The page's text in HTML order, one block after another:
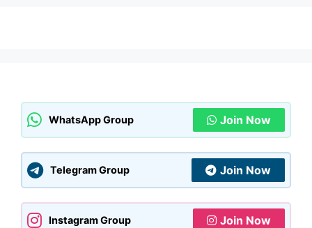
WhatsApp Group Join Now
Telegram Group Join Now
Instagram Group Join Now